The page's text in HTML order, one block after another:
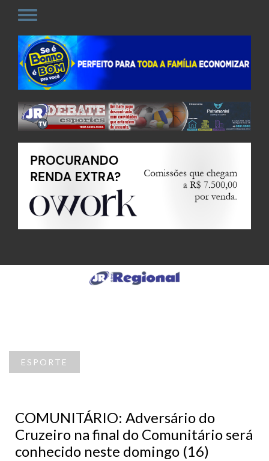
ESPORTE
COMUNITÁRIO: Adversário do
Cruzeiro na final do Comunitário será
conhecido neste domingo (16)